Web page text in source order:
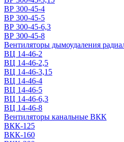
ВР 300-45-4
ВР 300-45-5
ВР 300-45-6,3
ВР 300-45-8
Вентиляторы дымоудаления
ВЦ 14-46-2
ВЦ 14-46-2,5
ВЦ 14-46-3,15
ВЦ 14-46-4
ВЦ 14-46-5
ВЦ 14-46-6,3
ВЦ 14-46-8
Вентиляторы канальные ВКК
ВКК-125
ВКК-160